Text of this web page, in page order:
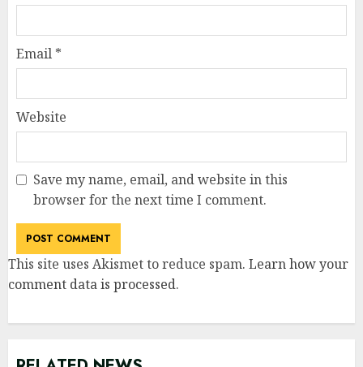
Email *
Website
Save my name, email, and website in this
browser for the next time I comment.
This site uses Akismet to reduce spam. Learn how your
comment data is processed.